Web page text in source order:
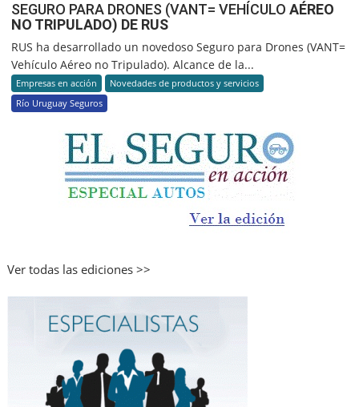
SEGURO PARA DRONES (VANT= VEHÍCULOAÉREO
NO TRIPULADO) DE RUS
RUS ha desarrollado un novedoso Seguro para Drones (VANT=
Vehículo Aéreo no Tripulado). Alcance de la...
Empresas en acción
Novedades de productos y servicios
Río Uruguay Seguros
Ver todas las ediciones >>